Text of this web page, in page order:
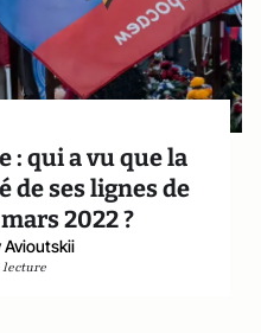
: qui a vu que la
de ses lignes de
2022 ?
Avioutskii